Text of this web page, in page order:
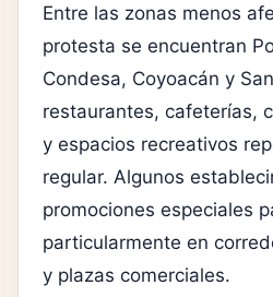
Entre las zonas menos
protesta se encuentran
Condesa, Coyoacán y
restaurantes, cafeterías,
y espacios recreativos
regular. Algunos
promociones especiales
particularmente en
y plazas comerciales.